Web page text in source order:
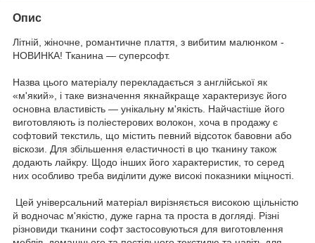
Опис
Літній, жіночне, романтичне плаття, з вибитим малюнком -
НОВИНКА! Тканина — суперсофт.
Назва цього матеріалу перекладається з англійської як
«м'який», і таке визначення якнайкраще характеризує його
основна властивість — унікальну м'якість. Найчастіше його
виготовляють із поліестерових волокон, хоча в продажу є
софтовий текстиль, що містить певний відсоток бавовни або
віскози. Для збільшення еластичності в цю тканину також
додають лайкру. Щодо інших його характеристик, то серед
них особливо треба виділити дуже високі показники міцності.
Цей універсальний матеріал вирізняється високою щільністю
й водночас м'якістю, дуже гарна та проста в догляді. Різні
різновиди тканини софт застосовуються для виготовлення